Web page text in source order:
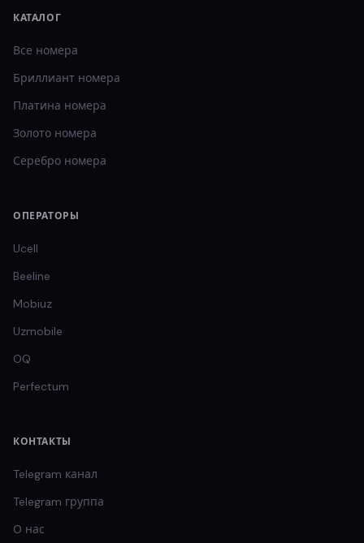
КАТАЛОГ
Все номера
Бриллиант номера
Платина номера
Золото номера
Серебро номера
ОПЕРАТОРЫ
Ucell
Beeline
Mobiuz
Uzmobile
OQ
Perfectum
КОНТАКТЫ
Telegram канал
Telegram группа
О нас